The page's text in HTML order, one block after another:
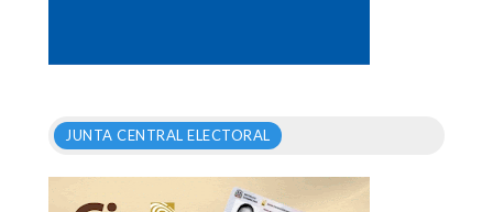
JUNTA CENTRAL ELECTORAL